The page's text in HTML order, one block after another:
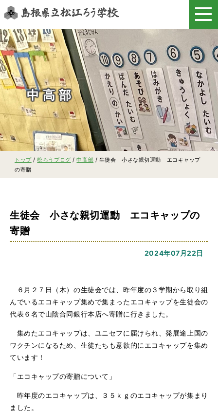
このページの本文へ
中高部
現
在
の
トップ/松ろうブログ /中高部 / 生徒会 小さな親切運動 エコキャップ
の寄贈
生徒会 小さな親切運動 エコキャップの
寄贈
2024年07月22日
６月２７日（木）の生徒会では、昨年度の３学期から取り組
んでいるエコキャップ集めで集まったエコキャップを生徒会の
代表６名で山陰合同銀行本店へ寄贈に行きました。
集めたエコキャップは、ユニセフに届けられ、発展途上国の
ワクチンになるため、生徒たちも意欲的にエコキャップを集め
ています！
「エコキャップの寄贈について」
昨年度のエコキャップは、３５ｋｇのエコキャップが集まり
ました。